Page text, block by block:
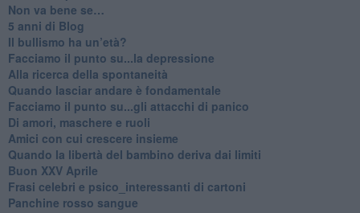
Non va bene se…
​5 anni di Blog
​Il bullismo ha un’età?
Facciamo il punto su...la depressione
​Alla ricerca della spontaneità
​Quando lasciar andare è fondamentale
Facciamo il punto su...gli attacchi di panico
Di amori, maschere e ruoli
​Amici con cui crescere insieme
​Quando la libertà del bambino deriva dai limiti
Buon XXV Aprile
​Frasi celebri e psico_interessanti di cartoni
​Panchine rosso sangue